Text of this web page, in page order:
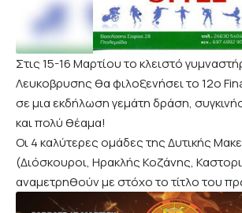
Στις 15-16 Μαρτίου το κλειστό
Λευκοβρυσης θα φιλοξενήσει το 12ο
σε μια εκδήλωση γεμάτη δράση,
και πολύ θέαμα!
Οι 4 καλύτερες ομάδες της Δυτικής
(Διόσκουροι, Ηρακλής Κοζάνης,
αναμετρηθούν με στόχο το τίτλο του